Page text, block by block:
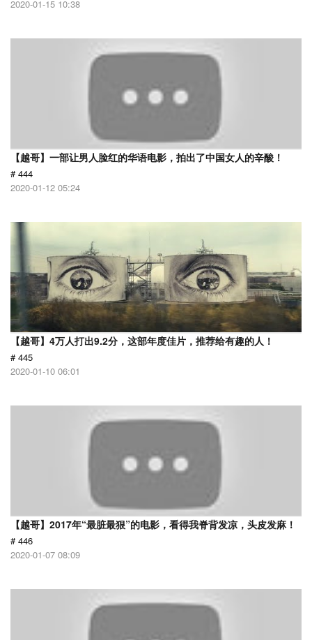
2020-01-15 10:38
【越哥】一部让男人脸红的华语电影，拍出了中国女人的辛酸！
# 444
2020-01-12 05:24
【越哥】4万人打出9.2分，这部年度佳片，推荐给有趣的人！
# 445
2020-01-10 06:01
【越哥】2017年“最脏最狠”的电影，看得我脊背发凉，头皮发麻！
# 446
2020-01-07 08:09